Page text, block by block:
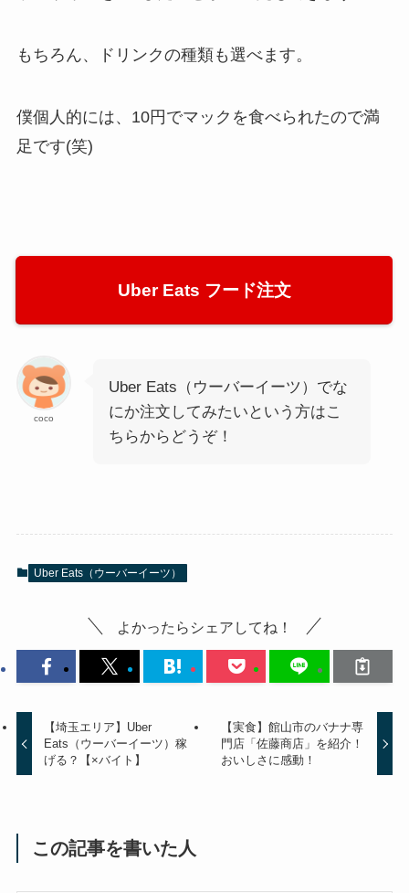
もちろん、ドリンクの種類も選べます。
僕個人的には、10円でマックを食べられたので満
足です(笑)
Uber Eats フード注文
coco
Uber Eats（ウーバーイーツ）でな
にか注文してみたいという方はこ
ちらからどうぞ！
Uber Eats（ウーバーイーツ）
よかったらシェアしてね！
【埼玉エリア】Uber
Eats（ウーバーイーツ）稼
げる？【×バイト】
【実食】館山市のバナナ専
門店「佐藤商店」を紹介！
おいしさに感動！
この記事を書いた人